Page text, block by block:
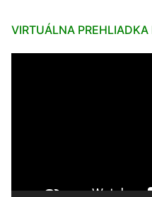
VIRTUÁLNA PREHLIADKA